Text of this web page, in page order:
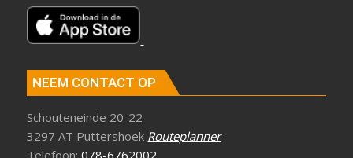
NEEM CONTACT OP
Schouteneinde 20-22
3297 AT Puttershoek Routeplanner